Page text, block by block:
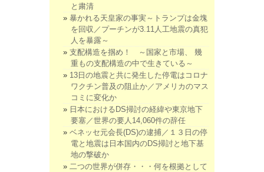
と粛清
暴かれる天皇家の事実～トランプは金塊
を回収／プーチンが3.11人工地震の真犯
人を暴露～
支配構造を掴め！ ～国家と市場、 幾
重もの支配構造の中で生きている～
13日の地震と共に発生した停電はコロナ
ワクチン普及の阻止か／アメリカのマス
コミに変化か
日本におけるDS掃討の経緯や東京地下
要塞／世界の要人14,060件の辞任
ベネッセ元会長(DS)の逮捕／１３日の停
電と地震は日本国内のDS掃討と地下基
地の撃破か
二つの世界が併存・・・何を根拠として